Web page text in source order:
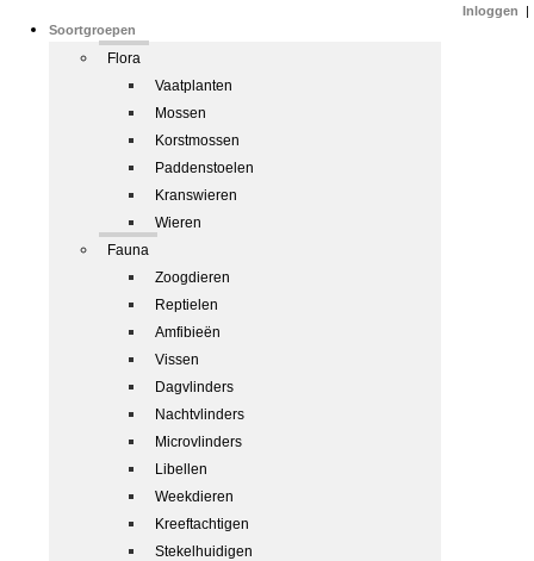
Soortgroepen
Flora
Vaatplanten
Mossen
Korstmossen
Paddenstoelen
Kranswieren
Wieren
Fauna
Zoogdieren
Reptielen
Amfibieën
Vissen
Dagvlinders
Nachtvlinders
Microvlinders
Libellen
Weekdieren
Kreeftachtigen
Stekelhuidigen
Inloggen |